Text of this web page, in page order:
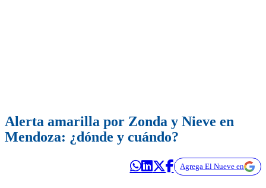
Alerta amarilla por Zonda y Nieve en
Mendoza: ¿dónde y cuándo?
Agrega El Nueve en